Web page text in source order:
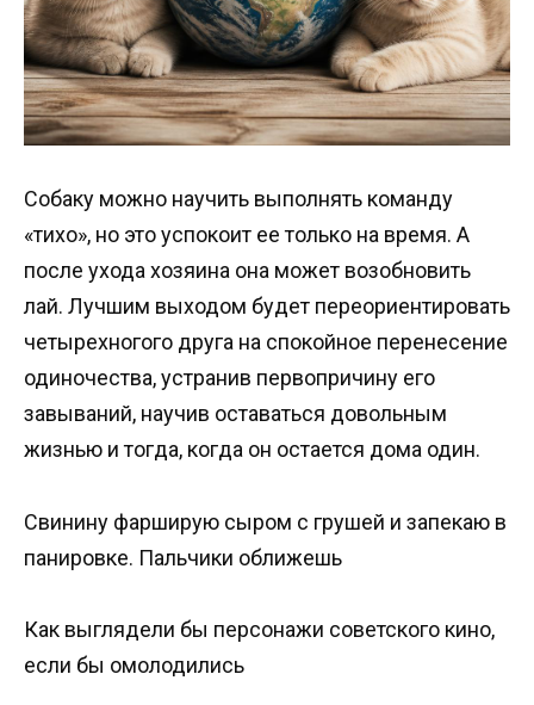
Собаку можно научить выполнять команду
«тихо», но это успокоит ее только на время. А
после ухода хозяина она может возобновить
лай. Лучшим выходом будет переориентировать
четырехногого друга на спокойное перенесение
одиночества, устранив первопричину его
завываний, научив оставаться довольным
жизнью и тогда, когда он остается дома один.
Свинину фарширую сыром с грушей и запекаю в
панировке. Пальчики оближешь
Как выглядели бы персонажи советского кино,
если бы омолодились